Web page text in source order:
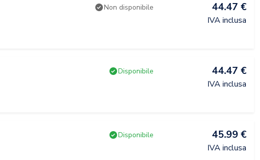
Non disponibile 44.47 €
IVA inclusa
Disponibile 44.47 €
IVA inclusa
Disponibile 45.99 €
IVA inclusa